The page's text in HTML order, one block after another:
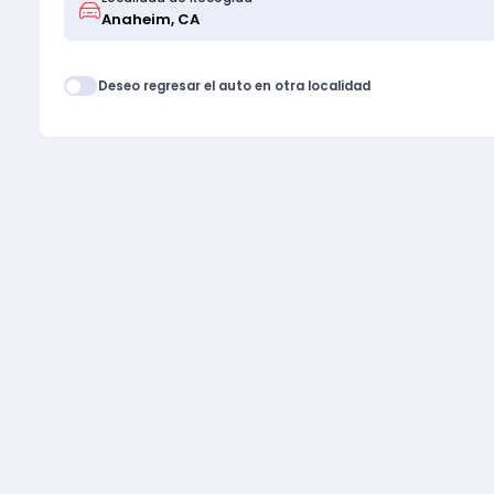
Deseo regresar el auto en otra localidad